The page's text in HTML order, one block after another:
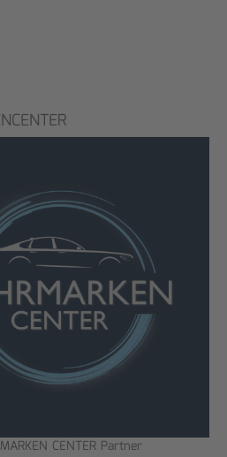
CENTER Partner